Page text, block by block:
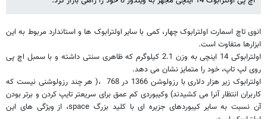
انوی تاچ اسمارت اولترابوک چهار، کمی با سایر اولترابوک ها و استاندارد مربوط به این
ابزارها متفاوت است.
اولترابوکی 14 اینچی به وزن 2.1 کیلوگرم که ظاهری سنتی داشته و با سمبل اچ پی
روی لپ تاپ، خود را متمایز نشان می دهد.
اولترابوک زیر هزار دلاری با رزولوشن 1366 در 768 ،( هر چند رزولوشنی نیست که
کاربران انتظار آنرا می کشیدند) وکیبوردی کم عمق برای سریعتر تایپ کردن و برتر بودن
آن نسبت به سایر کیبوردهای جزیره ای با کلید بزرگ space، از ویژگی های این